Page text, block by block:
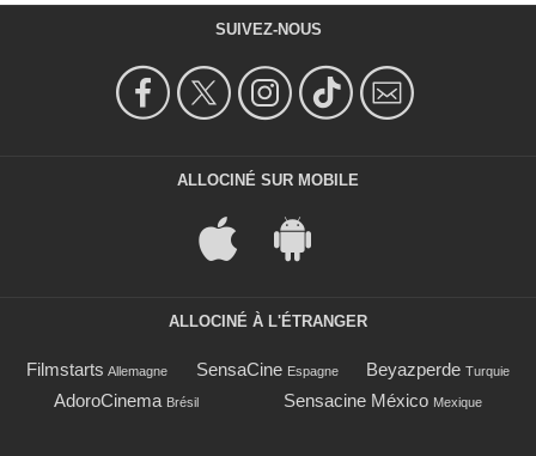
SUIVEZ-NOUS
ALLOCINÉ SUR MOBILE
ALLOCINÉ À L'ÉTRANGER
Filmstarts Allemagne SensaCine Espagne Beyazperde Turquie
AdoroCinema Brésil Sensacine México Mexique